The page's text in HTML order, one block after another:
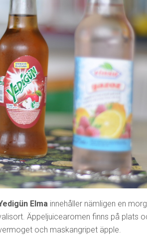
Elma innehåller nämligen en
Äppeljuicearomen finns på plats
och maskangripet äpple.